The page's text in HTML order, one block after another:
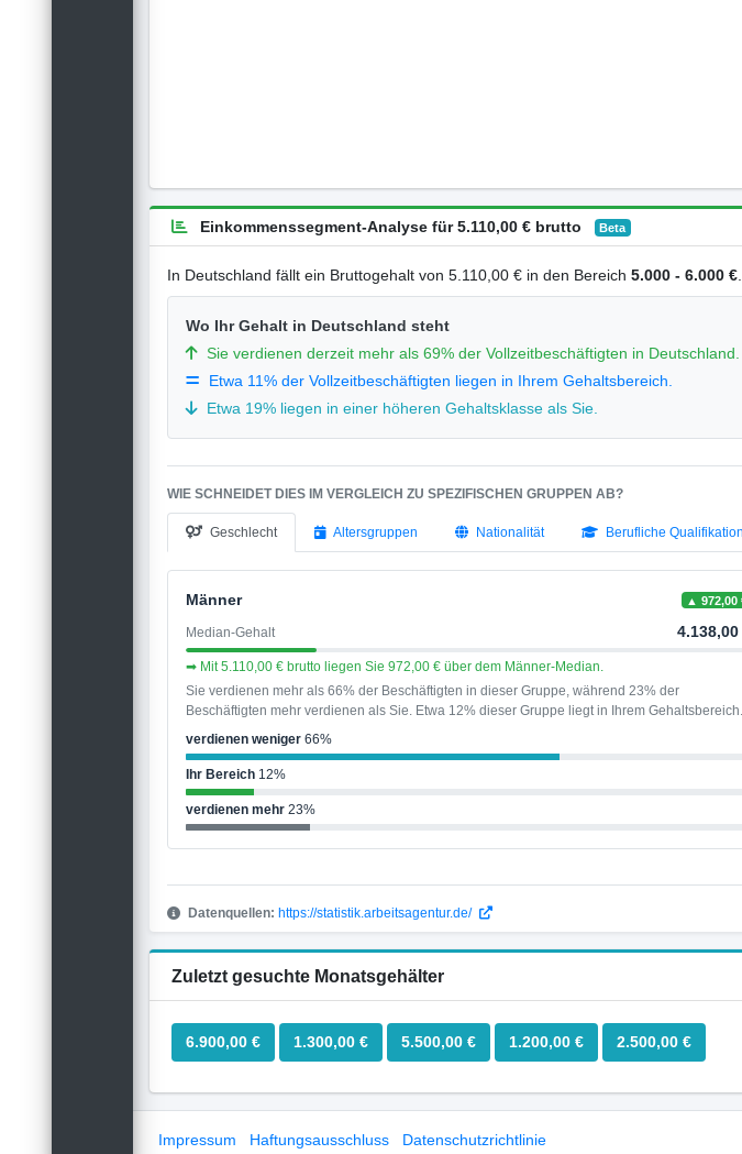
Einkommenssegment-Analyse für 5.110,00 € brutto Beta
In Deutschland fällt ein Bruttogehalt von 5.110,00 € in den Bereich5.000 - 6.000 €
Wo Ihr Gehalt in Deutschland steht
Sie verdienen derzeit mehr als 69% der Vollzeitbeschäftigten in Deutschland.
Etwa 11% der Vollzeitbeschäftigten liegen in Ihrem Gehaltsbereich.
Etwa 19% liegen in einer höheren Gehaltsklasse als Sie.
WIE SCHNEIDET DIES IM VERGLEICH ZU SPEZIFISCHEN GRUPPEN AB?
Geschlecht Altersgruppen Nationalität Berufliche Qualifikation
Männer ▲ 972,00
Median-Gehalt 4.138,00
➡ Mit 5.110,00 € brutto liegen Sie 972,00 € über dem Männer-Median.
Sie verdienen mehr als 66% der Beschäftigten in dieser Gruppe, während 23% der
Beschäftigten mehr verdienen als Sie. Etwa 12% dieser Gruppe liegt in Ihrem Gehaltsbereich.
verdienen weniger 66%
Ihr Bereich 12%
verdienen mehr 23%
Datenquellen: https://statistik.arbeitsagentur.de/
Zuletzt gesuchte Monatsgehälter
6.900,00 € 1.300,00 € 5.500,00 € 1.200,00 € 2.500,00 €
Impressum Haftungsausschluss Datenschutzrichtlinie